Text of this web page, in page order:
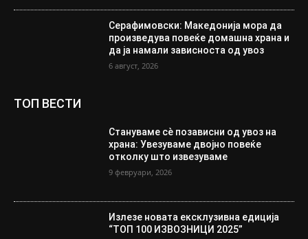
Серафимовски: Македонија мора да
произведува повеќе домашна храна и
да ја намали зависноста од увоз
6 август, 2026
ТОП ВЕСТИ
Стануваме сè позависни од увоз на
храна: Увезуваме двојно повеќе
отколку што извезуваме
9 февруари, 2026
Излезе новата ексклузивна едиција
“ТОП 100 ИЗВОЗНИЦИ 2025”